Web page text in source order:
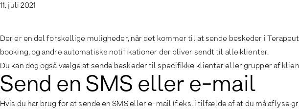
11. juli 2021
Der er en del forskellige muligheder, når det kommer til at sende beskeder i
booking, og andre automatiske notifikationer der bliver sendt til alle klienter.
Du kan dog også vælge at sende beskeder til specifikke klienter eller grupper af
Send en SMS eller e-mail
Hvis du har brug for at sende en SMS eller e-mail (f.eks. i tilfælde af at du må aflyse